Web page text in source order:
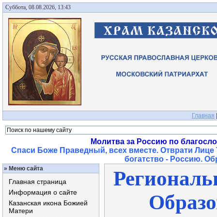
Суббота, 08.08.2026, 13:43
Главная
Молитва за Россию по
Спаси Боже Праведный, всех вместе. Отврати
богатство - Россию.
» Меню сайта
Главная страница
Информация о сайте
Казанская икона Божией
Матери